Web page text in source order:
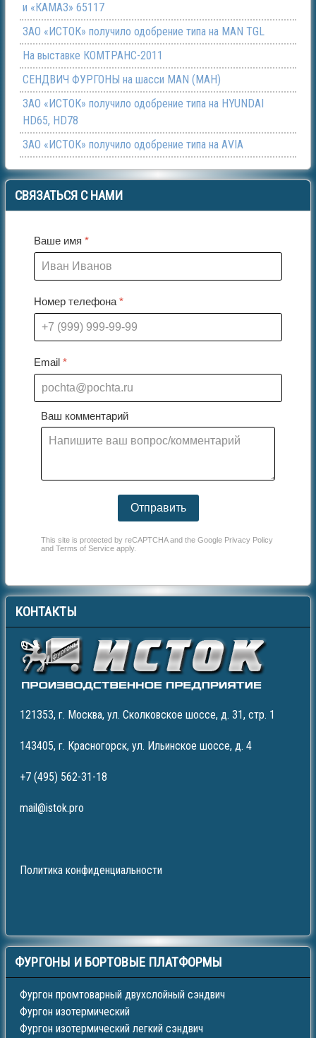
и «КАМАЗ» 65117
ЗАО «ИСТОК» получило одобрение типа на МАN TGL
На выставке КОМТРАНС-2011
СЕНДВИЧ ФУРГОНЫ на шасси МАN (МАН)
ЗАО «ИСТОК» получило одобрение типа на HYUNDAI
HD65, HD78
ЗАО «ИСТОК» получило одобрение типа на АVIA
СВЯЗАТЬСЯ С НАМИ
Ваше имя *
Номер телефона *
Email *
Ваш комментарий
Отправить
This site is protected by reCAPTCHA and the Google Privacy Policy
and Terms of Service apply.
КОНТАКТЫ
121353, г. Москва, ул. Сколковское шоссе, д. 31, стр. 1
143405, г. Красногорск, ул. Ильинское шоссе, д. 4
+7 (495) 562-31-18
mail@istok.pro
Политика конфиденциальности
ФУРГОНЫ И БОРТОВЫЕ ПЛАТФОРМЫ
Фургон промтоварный двухслойный сэндвич
Фургон изотермический
Фургон изотермический легкий сэндвич